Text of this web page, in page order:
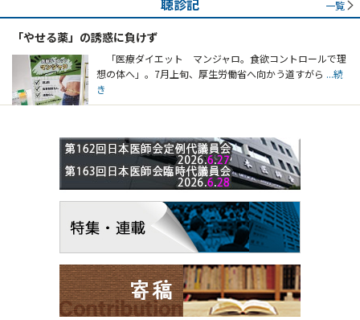
聴診記 一覧
「やせる薬」の誘惑に負けず
「医療ダイエット マンジャロ。食欲コントロールで理
想の体へ」。7月上旬、厚生労働省へ向かう道すがら ...続
き